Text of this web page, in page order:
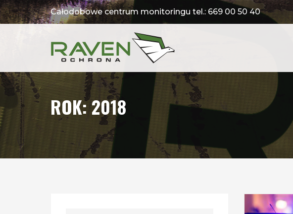
Całodobowe centrum monitoringu tel.: 669 00 50 40
ROK:2018